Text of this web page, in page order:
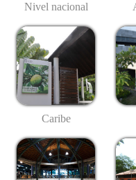
Nivel nacional
Caribe